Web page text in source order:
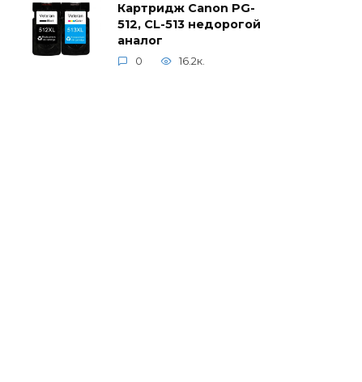
Картридж Canon PG-
512, CL-513 недорогой
аналог
0 16.2к.